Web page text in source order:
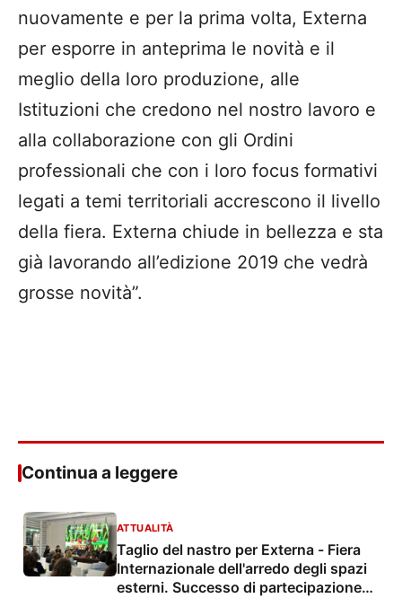
nuovamente e per la prima volta, Externa
per esporre in anteprima le novità e il
meglio della loro produzione, alle
Istituzioni che credono nel nostro lavoro e
alla collaborazione con gli Ordini
professionali che con i loro focus formativi
legati a temi territoriali accrescono il livello
della fiera. Externa chiude in bellezza e sta
già lavorando all’edizione 2019 che vedrà
grosse novità”.
Continua a leggere
ATTUALITÀ
Taglio del nastro per Externa - Fiera
Internazionale dell'arredo degli spazi
esterni. Successo di partecipazione